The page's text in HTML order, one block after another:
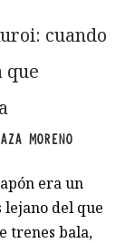
cuando
que
MORENO
era un
del que
trenes bala,